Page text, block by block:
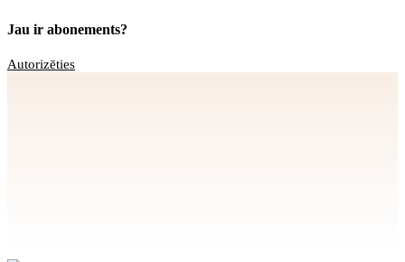
Jau ir abonements?
Autorizēties